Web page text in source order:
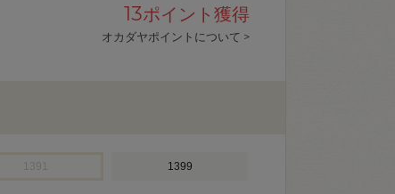
13ポイント獲得
オカダヤポイントについて >
1399